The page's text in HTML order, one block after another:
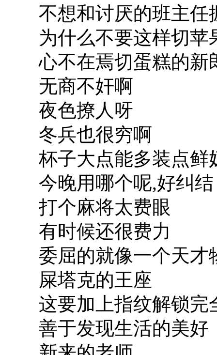
不想和讨厌的班主任
为什么不要这样切苹
心不在焉切蛋糕的新
无商不奸啊
夜色撩人呀
冬兵也很穷啊
杯子大点能多装点鲜
今晚用哪个呢,好纠结
打个麻将太费眼
有时候还很费力
委屈的就像一个天才
屎塔克的王座
这要加上指纹解锁完
善于发现生活的美好